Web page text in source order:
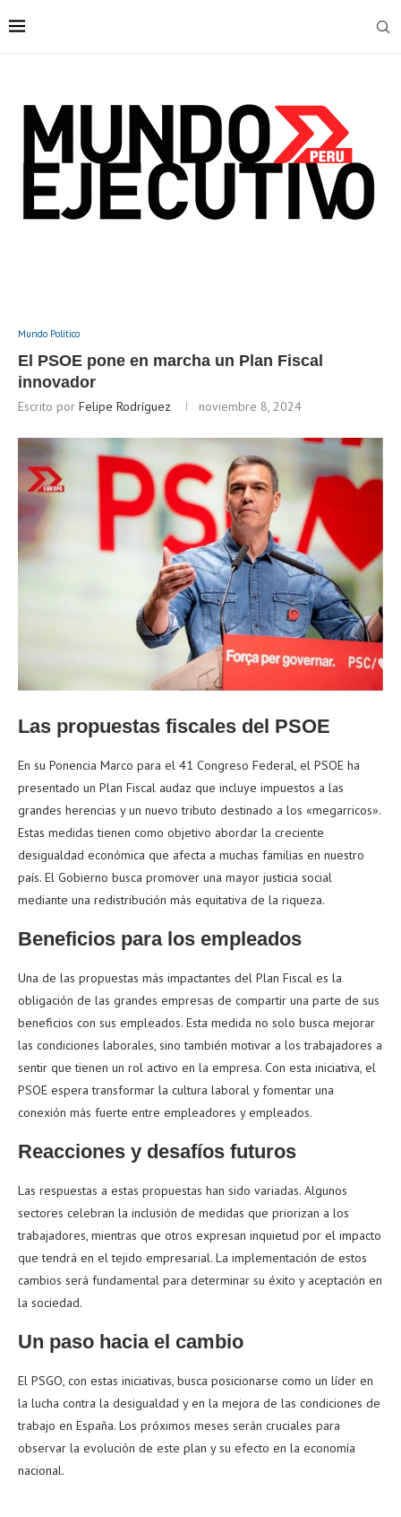
Mundo Político
El PSOE pone en marcha un Plan Fiscal
innovador
Escrito por Felipe Rodríguez noviembre 8, 2024
Las propuestas fiscales del PSOE
En su Ponencia Marco para el 41 Congreso Federal, el PSOE ha
presentado un Plan Fiscal audaz que incluye impuestos a las
grandes herencias y un nuevo tributo destinado a los «megarricos».
Estas medidas tienen como objetivo abordar la creciente
desigualdad económica que afecta a muchas familias en nuestro
país. El Gobierno busca promover una mayor justicia social
mediante una redistribución más equitativa de la riqueza.
Beneficios para los empleados
Una de las propuestas más impactantes del Plan Fiscal es la
obligación de las grandes empresas de compartir una parte de sus
beneficios con sus empleados. Esta medida no solo busca mejorar
las condiciones laborales, sino también motivar a los trabajadores a
sentir que tienen un rol activo en la empresa. Con esta iniciativa, el
PSOE espera transformar la cultura laboral y fomentar una
conexión más fuerte entre empleadores y empleados.
Reacciones y desafíos futuros
Las respuestas a estas propuestas han sido variadas. Algunos
sectores celebran la inclusión de medidas que priorizan a los
trabajadores, mientras que otros expresan inquietud por el impacto
que tendrá en el tejido empresarial. La implementación de estos
cambios será fundamental para determinar su éxito y aceptación en
la sociedad.
Un paso hacia el cambio
El PSGO, con estas iniciativas, busca posicionarse como un líder en
la lucha contra la desigualdad y en la mejora de las condiciones de
trabajo en España. Los próximos meses serán cruciales para
observar la evolución de este plan y su efecto en la economía
nacional.